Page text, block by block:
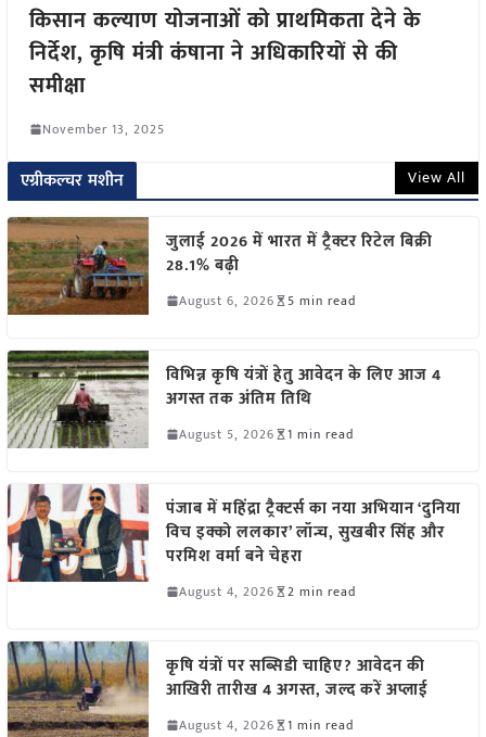
किसान कल्याण योजनाओं को प्राथमिकता देने के
निर्देश, कृषि मंत्री कंषाना ने अधिकारियों से की
समीक्षा
November 13, 2025
एग्रीकल्चर मशीन View All
जुलाई 2026 में भारत में ट्रैक्टर रिटेल बिक्री
28.1% बढ़ी
August 6, 2026 5 min read
विभिन्न कृषि यंत्रों हेतु आवेदन के लिए आज 4
अगस्त तक अंतिम तिथि
August 5, 2026 1 min read
पंजाब में महिंद्रा ट्रैक्टर्स का नया अभियान ‘दुनिया
विच इक्को ललकार’ लॉन्च, सुखबीर सिंह और
परमिश वर्मा बने चेहरा
August 4, 2026 2 min read
कृषि यंत्रों पर सब्सिडी चाहिए? आवेदन की
आखिरी तारीख 4 अगस्त, जल्द करें अप्लाई
August 4, 2026 1 min read